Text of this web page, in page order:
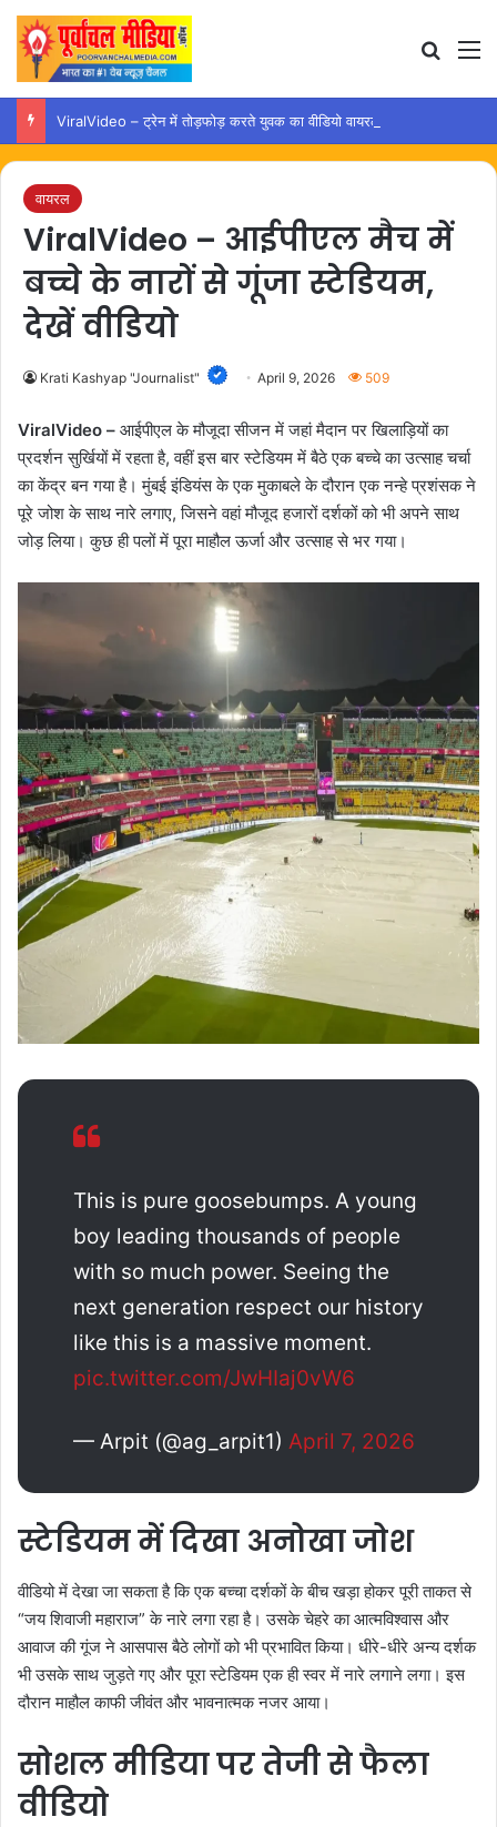
वायरल
ViralVideo – आईपीएल मैच में
बच्चे के नारों से गूंजा स्टेडियम,
देखें वीडियो
Krati Kashyap "Journalist" April 9, 2026 509
ViralVideo – आईपीएल के मौजूदा सीजन में जहां मैदान पर खिलाड़ियों का
प्रदर्शन सुर्खियों में रहता है, वहीं इस बार स्टेडियम में बैठे एक बच्चे का उत्साह चर्चा
का केंद्र बन गया है। मुंबई इंडियंस के एक मुकाबले के दौरान एक नन्हे प्रशंसक ने
पूरे जोश के साथ नारे लगाए, जिसने वहां मौजूद हजारों दर्शकों को भी अपने साथ
जोड़ लिया। कुछ ही पलों में पूरा माहौल ऊर्जा और उत्साह से भर गया।
This is pure goosebumps. A young
boy leading thousands of people
with so much power. Seeing the
next generation respect our history
like this is a massive moment.
pic.twitter.com/JwHIaj0vW6
— Arpit (@ag_arpit1) April 7, 2026
स्टेडियम में दिखा अनोखा जोश
वीडियो में देखा जा सकता है कि एक बच्चा दर्शकों के बीच खड़ा होकर पूरी ताकत से
“जय शिवाजी महाराज” के नारे लगा रहा है। उसके चेहरे का आत्मविश्वास और
आवाज की गूंज ने आसपास बैठे लोगों को भी प्रभावित किया। धीरे-धीरे अन्य दर्शक
भी उसके साथ जुड़ते गए और पूरा स्टेडियम एक ही स्वर में नारे लगाने लगा। इस
दौरान माहौल काफी जीवंत और भावनात्मक नजर आया।
सोशल मीडिया पर तेजी से फैला
वीडियो